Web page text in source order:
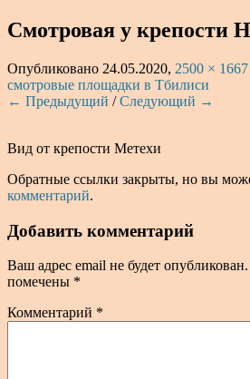
Смотровая у крепости
Опубликовано 24.05.2020, 2500 × 1667
смотровые площадки в Тбилиси
← Предыдущий /Следующий →
Вид от крепости Метехи
Обратные ссылки закрыты, но вы
комментарий.
Добавить комментарий
Ваш адрес email не будет опубликован.
помечены *
Комментарий *